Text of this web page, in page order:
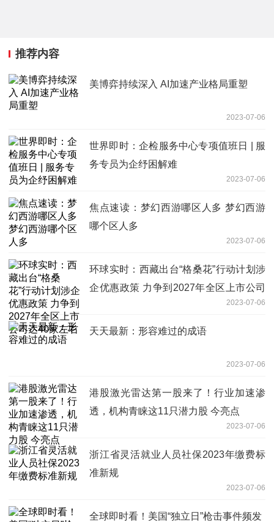
推荐内容
美博弈持续深入 AI加速产业格局重塑
2023-07-06
世界即时：企检服务中心专项值班日 | 服
务专员为企纾困解难
2023-07-06
焦点速读：梦幻西游哪区人多 梦幻西游
哪个区人多
2023-07-06
环球实时：西藏出台“格桑花”行动计划涉
企优惠政策 力争到2027年全区上市公司
2023-07-06
天天最新：形容难过的成语
2023-07-06
港股激光雷达第一股来了！行业加速渗
透，机构青睐这11只潜力股 今亮点
2023-07-06
浙江省灵活就业人员社保2023年缴费标
准新规
2023-07-06
全球即时看！美国“独立日”枪击事件频发